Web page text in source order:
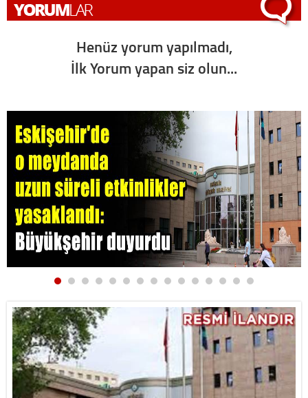
Henüz yorum yapılmadı,
İlk Yorum yapan siz olun...